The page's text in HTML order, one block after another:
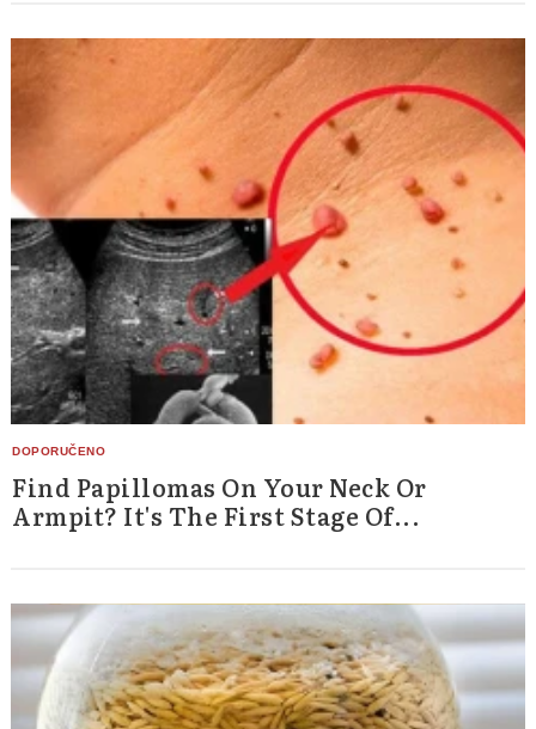
Find Papillomas On Your Neck Or
Armpit? It's The First Stage Of...